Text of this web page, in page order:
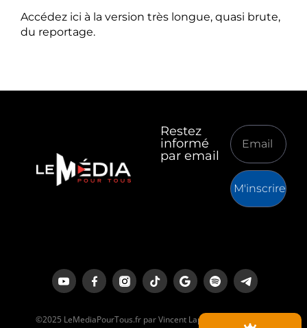
Accédez ici à la version très longue, quasi brute,
du reportage.
Restez
informé
par email
M'inscrire
©2025 LeMediaPourTous.fr par Vincent Lapierre est un média